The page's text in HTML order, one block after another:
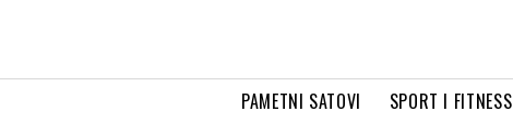
PAMETNI SATOVI SPORT I FITNESS